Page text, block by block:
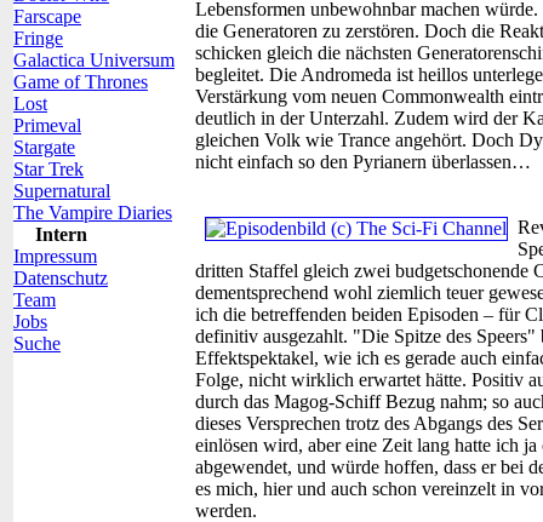
Farscape
Fringe
Galactica Universum
Game of Thrones
Lost
Primeval
Stargate
Star Trek
Supernatural
The Vampire Diaries
Intern
Impressum
Datenschutz
Team
Jobs
Suche
Lebensformen unbewohnbar machen
die Generatoren zu zerstören. Doch die
schicken gleich die nächsten
begleitet. Die Andromeda ist heillos
Verstärkung vom neuen Commonwealth
deutlich in der Unterzahl. Zudem wird der
gleichen Volk wie Trance angehört. Doch
nicht einfach so den Pyrianern überlassen…
dritten Staffel gleich zwei budgetschonende
dementsprechend wohl ziemlich teuer
ich die betreffenden beiden Episoden – für
definitiv ausgezahlt. "Die Spitze des
Effektspektakel, wie ich es gerade auch
Folge, nicht wirklich erwartet hätte. Positiv
durch das Magog-Schiff Bezug nahm; so
dieses Versprechen trotz des Abgangs des
einlösen wird, aber eine Zeit lang hatte ich
abgewendet, und würde hoffen, dass er bei
es mich, hier und auch schon vereinzelt in
werden.